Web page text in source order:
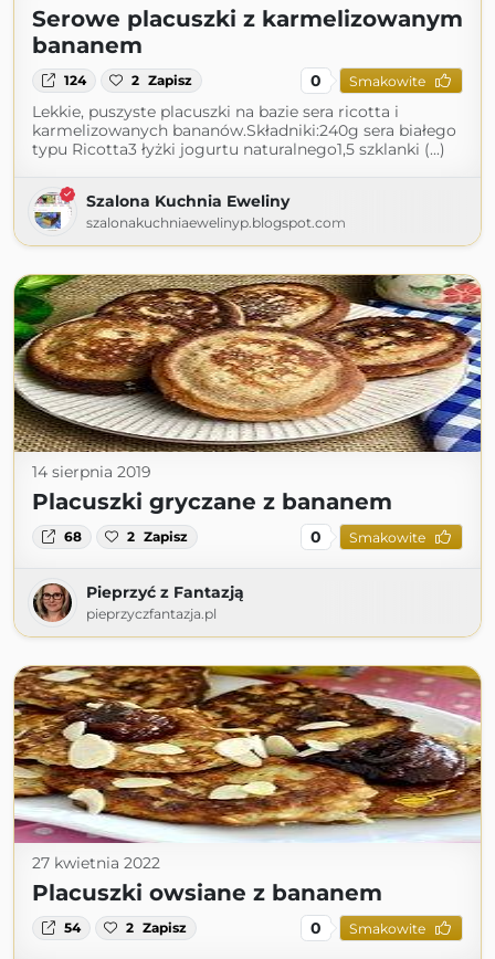
Serowe placuszki z karmelizowanym
bananem
124 2 Zapisz 0 Smakowite
Lekkie, puszyste placuszki na bazie sera ricotta i
karmelizowanych bananów.Składniki:240g sera białego
typu Ricotta3 łyżki jogurtu naturalnego1,5 szklanki (...)
Szalona Kuchnia Eweliny
szalonakuchniaewelinyp.blogspot.com
14 sierpnia 2019
Placuszki gryczane z bananem
68 2 Zapisz 0 Smakowite
Pieprzyć z Fantazją
pieprzyczfantazja.pl
27 kwietnia 2022
Placuszki owsiane z bananem
54 2 Zapisz 0 Smakowite